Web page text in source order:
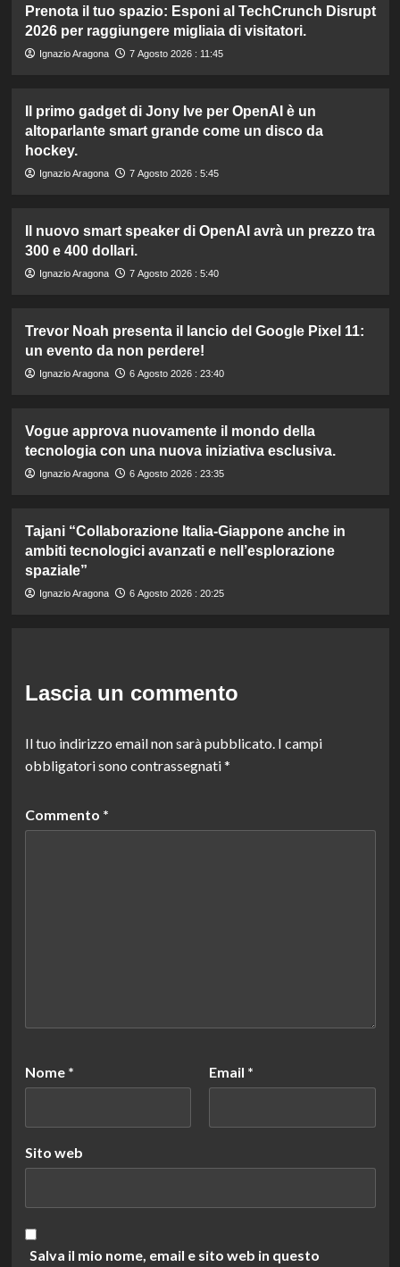
Prenota il tuo spazio: Esponi al TechCrunch Disrupt
2026 per raggiungere migliaia di visitatori.
Ignazio Aragona 7 Agosto 2026 : 11:45
Il primo gadget di Jony Ive per OpenAI è un
altoparlante smart grande come un disco da
hockey.
Ignazio Aragona 7 Agosto 2026 : 5:45
Il nuovo smart speaker di OpenAI avrà un prezzo tra
300 e 400 dollari.
Ignazio Aragona 7 Agosto 2026 : 5:40
Trevor Noah presenta il lancio del Google Pixel 11:
un evento da non perdere!
Ignazio Aragona 6 Agosto 2026 : 23:40
Vogue approva nuovamente il mondo della
tecnologia con una nuova iniziativa esclusiva.
Ignazio Aragona 6 Agosto 2026 : 23:35
Tajani “Collaborazione Italia-Giappone anche in
ambiti tecnologici avanzati e nell’esplorazione
spaziale”
Ignazio Aragona 6 Agosto 2026 : 20:25
Lascia un commento
Il tuo indirizzo email non sarà pubblicato. I campi
obbligatori sono contrassegnati*
Commento *
Nome * Email *
Sito web
Salva il mio nome, email e sito web in questo